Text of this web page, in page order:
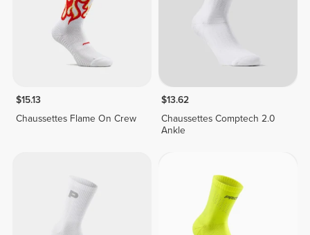
$15.13
Chaussettes Flame On Crew
$13.62
Chaussettes Comptech 2.0
Ankle